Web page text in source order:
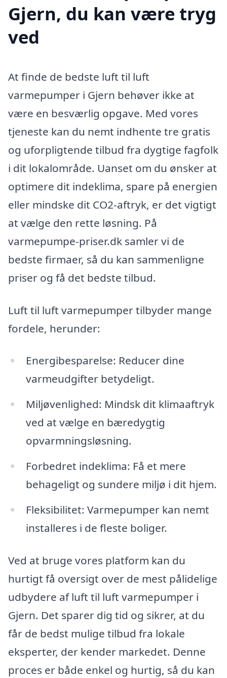
Gjern, du kan være tryg
ved
At finde de bedste luft til luft
varmepumper i Gjern behøver ikke at
være en besværlig opgave. Med vores
tjeneste kan du nemt indhente tre gratis
og uforpligtende tilbud fra dygtige fagfolk
i dit lokalområde. Uanset om du ønsker at
optimere dit indeklima, spare på energien
eller mindske dit CO2-aftryk, er det vigtigt
at vælge den rette løsning. På
varmepumpe-priser.dk samler vi de
bedste firmaer, så du kan sammenligne
priser og få det bedste tilbud.
Luft til luft varmepumper tilbyder mange
fordele, herunder:
Energibesparelse: Reducer dine
varmeudgifter betydeligt.
Miljøvenlighed: Mindsk dit klimaaftryk
ved at vælge en bæredygtig
opvarmningsløsning.
Forbedret indeklima: Få et mere
behageligt og sundere miljø i dit hjem.
Fleksibilitet: Varmepumper kan nemt
installeres i de fleste boliger.
Ved at bruge vores platform kan du
hurtigt få oversigt over de mest pålidelige
udbydere af luft til luft varmepumper i
Gjern. Det sparer dig tid og sikrer, at du
får de bedst mulige tilbud fra lokale
eksperter, der kender markedet. Denne
proces er både enkel og hurtig, så du kan